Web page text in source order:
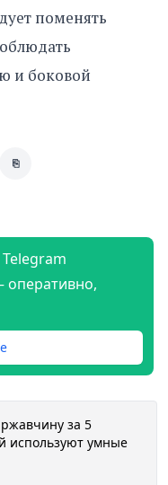
поменять
и боковой
⎘
за 5
используют умные